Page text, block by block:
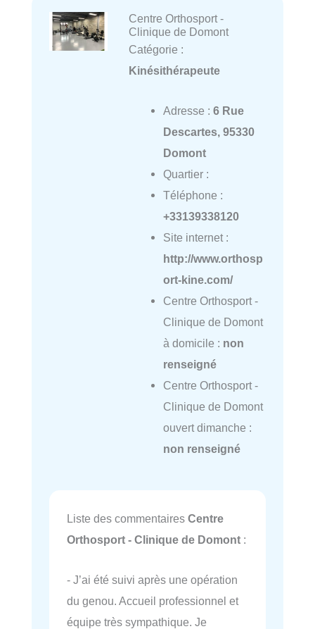
Centre Orthosport -
Clinique de Domont
Catégorie :
Kinésithérapeute
Adresse : 6 Rue
Descartes, 95330
Domont
Quartier :
Téléphone :
+33139338120
Site internet :
http://www.orthosp
ort-kine.com/
Centre Orthosport -
Clinique de Domont
à domicile : non
renseigné
Centre Orthosport -
Clinique de Domont
ouvert dimanche :
non renseigné
Liste des commentaires Centre
Orthosport - Clinique de Domont :
- J’ai été suivi après une opération
du genou. Accueil professionnel et
équipe très sympathique. Je